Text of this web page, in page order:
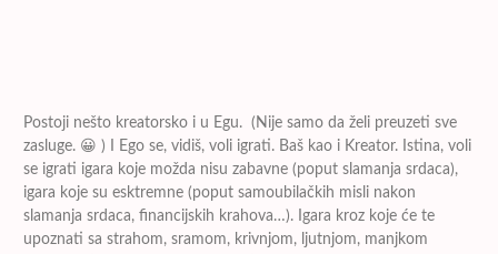
Postoji nešto kreatorsko i u Egu. (Nije samo da želi preuzeti sve
zasluge. 😀 ) I Ego se, vidiš, voli igrati. Baš kao i Kreator. Istina, voli
se igrati igara koje možda nisu zabavne (poput slamanja srdaca),
igara koje su esktremne (poput samoubilačkih misli nakon
slamanja srdaca, financijskih krahova…). Igara kroz koje će te
upoznati sa strahom, sramom, krivnjom, ljutnjom, manjkom